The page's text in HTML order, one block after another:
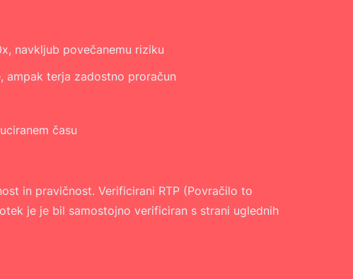
navkljub povečanemu riziku
ampak terja zadostno proračun
času
in pravičnost. Verificirani RTP (Povračilo to
je je bil samostojno verificiran s strani uglednih